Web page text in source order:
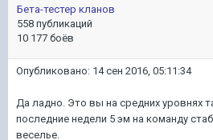
Бета-тестер кланов
558 публикаций
10 177 боёв
Опубликовано: 14 сен 2016, 05:11:34
Да ладно. Это вы на средних уровнях
последние недели 5 эм на команду
веселье.